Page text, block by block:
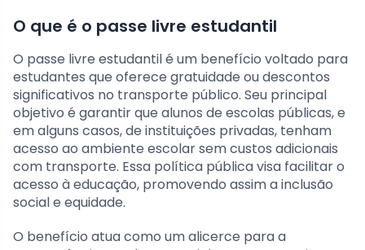
O que é o passe livre estudantil
O passe livre estudantil é um benefício voltado para
estudantes que oferece gratuidade ou descontos
significativos no transporte público. Seu principal
objetivo é garantir que alunos de escolas públicas, e
em alguns casos, de instituições privadas, tenham
acesso ao ambiente escolar sem custos adicionais
com transporte. Essa política pública visa facilitar o
acesso à educação, promovendo assim a inclusão
social e equidade.
O benefício atua como um alicerce para a